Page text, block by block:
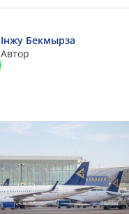
Інжу Бекмырза
Автор